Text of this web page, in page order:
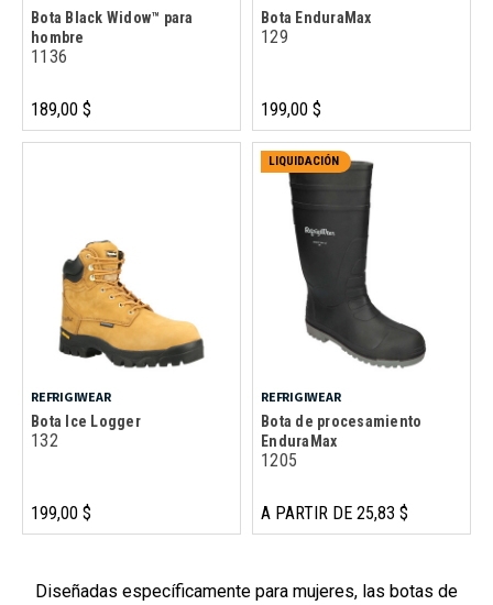
Bota Black Widow™ para
hombre
1136
189,00 $
Bota EnduraMax
129
199,00 $
REFRIGIWEAR
Bota Ice Logger
132
199,00 $
LIQUIDACIÓN
REFRIGIWEAR
Bota de procesamiento
EnduraMax
1205
A PARTIR DE 25,83 $
Diseñadas específicamente para mujeres, las botas de